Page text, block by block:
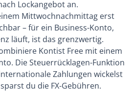
Lockangebot an.
Mittwochnachmittag erst
– für ein Business-Konto,
läuft, ist das grenzwertig.
Kontist Free mit einem
Die Steuerrücklagen-Funktion
Zahlungen wickelst
du die FX-Gebühren.